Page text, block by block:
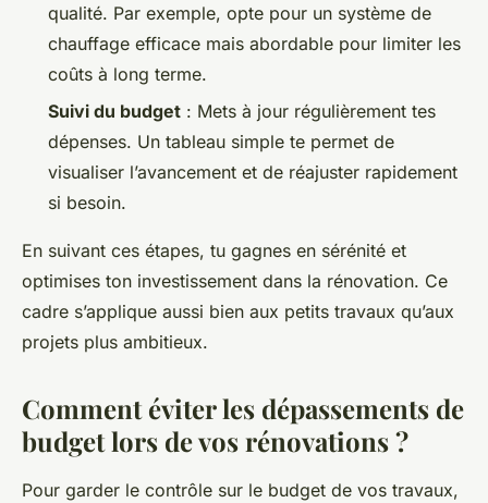
qualité. Par exemple, opte pour un système de
chauffage efficace mais abordable pour limiter les
coûts à long terme.
Suivi du budget : Mets à jour régulièrement tes
dépenses. Un tableau simple te permet de
visualiser l’avancement et de réajuster rapidement
si besoin.
En suivant ces étapes, tu gagnes en sérénité et
optimises ton investissement dans la rénovation. Ce
cadre s’applique aussi bien aux petits travaux qu’aux
projets plus ambitieux.
Comment éviter les dépassements de
budget lors de vos rénovations ?
Pour garder le contrôle sur le budget de vos travaux,